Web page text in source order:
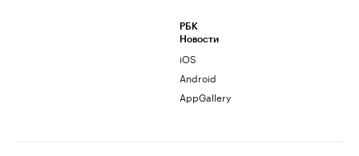
РБК
Новости
iOS
Android
AppGallery